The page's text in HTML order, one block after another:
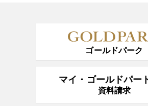
ゴールドパーク
マイ・ゴールドパー
資料請求